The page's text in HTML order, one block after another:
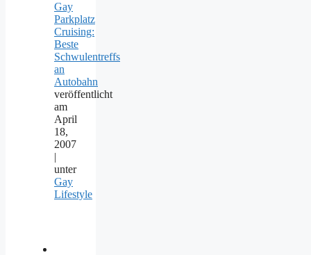
Gay
Parkplatz
Cruising:
Beste
Schwulentreffs
an
Autobahn
veröffentlicht
am
April
18,
2007
|
unter
Gay
Lifestyle